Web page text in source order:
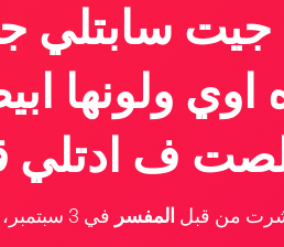
جيت سابتلي
اوي ولونها
خلصت ف
من قبل المفسر في 3 سبتمبر، 2023